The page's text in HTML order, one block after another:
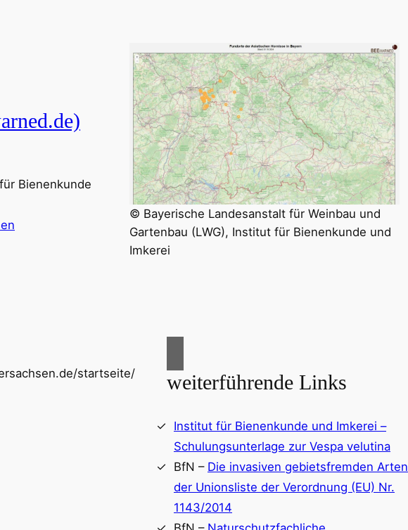
Bienenkunde
© Bayerische Landesanstalt für Weinbau und
Gartenbau (LWG), Institut für Bienenkunde und
Imkerei
startseite/
weiterführende Links
Institut für Bienenkunde und Imkerei –
Schulungsunterlage zur Vespa velutina
BfN – Die invasiven gebietsfremden Arten
der Unionsliste der Verordnung (EU) Nr.
1143/2014